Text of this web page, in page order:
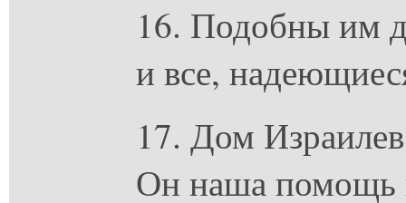
16. Подобны им
и все,
17. Дом
Он наша